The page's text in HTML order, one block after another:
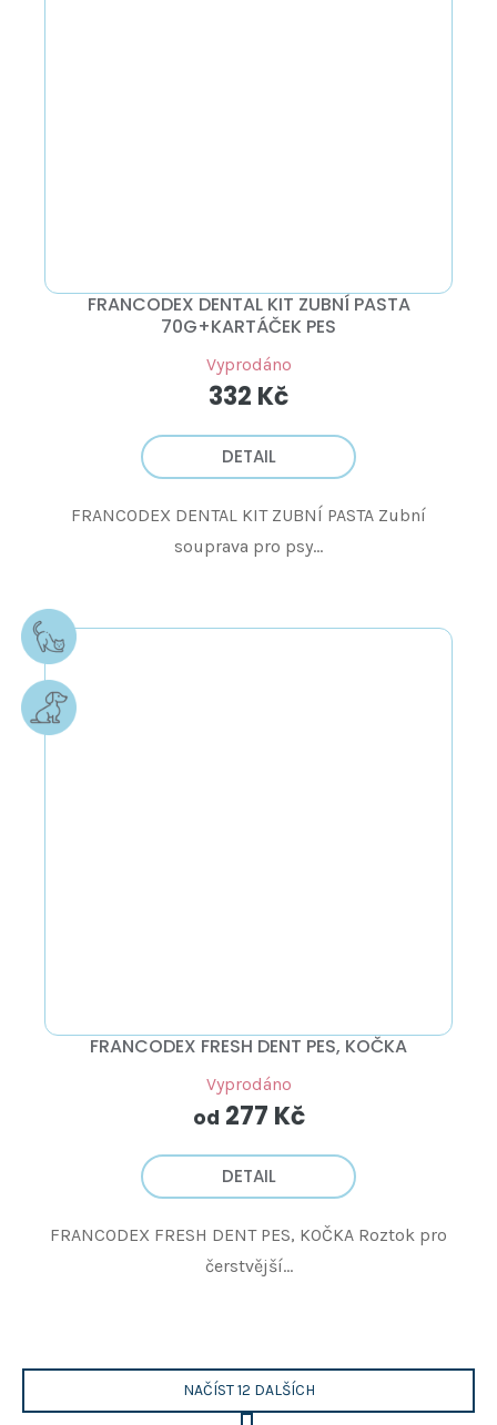
FRANCODEX DENTAL KIT ZUBNÍ PASTA
70G+KARTÁČEK PES
Vyprodáno
332 Kč
DETAIL
FRANCODEX DENTAL KIT ZUBNÍ PASTA Zubní
souprava pro psy...
FRANCODEX FRESH DENT PES, KOČKA
Vyprodáno
od 277 Kč
DETAIL
FRANCODEX FRESH DENT PES, KOČKA Roztok pro
čerstvější...
NAČÍST 12 DALŠÍCH